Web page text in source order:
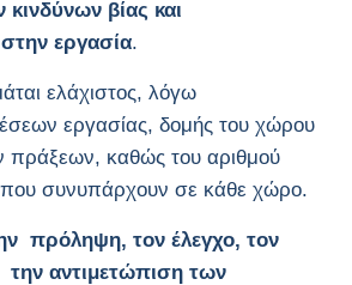
βίας και
εργασία.
ελάχιστος, λόγω
εργασίας, δομής του χώρου
πράξεων, καθώς του αριθμού
συνυπάρχουν σε κάθε χώρο.
πρόληψη, τον έλεγχο, τον
την αντιμετώπιση των